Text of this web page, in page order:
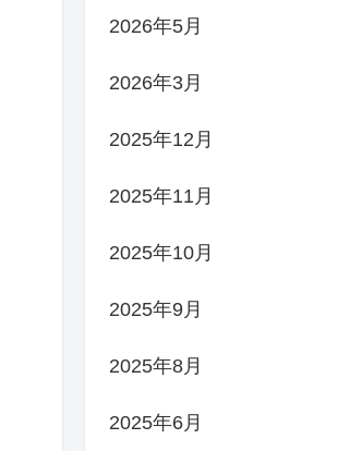
2026年5月
2026年3月
2025年12月
2025年11月
2025年10月
2025年9月
2025年8月
2025年6月